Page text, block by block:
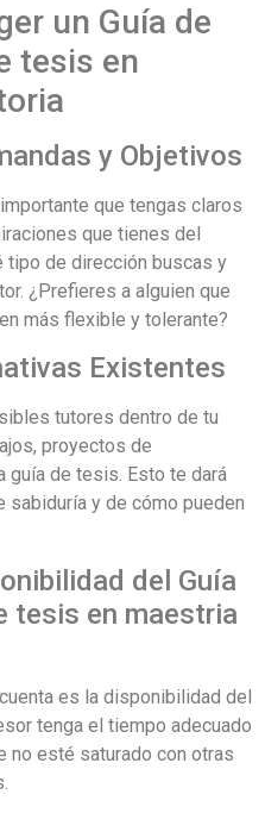
un Guía de
tesis en
y Objetivos
que tengas claros
que tienes del
tipo de dirección buscas y
¿Prefieres a alguien que
más flexible y tolerante?
Existentes
tutores dentro de tu
proyectos de
guía de tesis. Esto te dará
sabiduría y de cómo pueden
del Guía
tesis en maestria
es la disponibilidad del
tenga el tiempo adecuado
no esté saturado con otras